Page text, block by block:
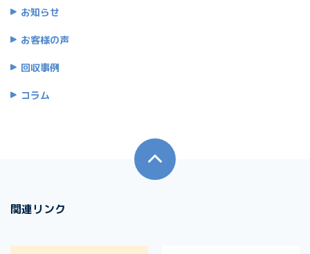
お知らせ
お客様の声
回収事例
コラム
関連リンク